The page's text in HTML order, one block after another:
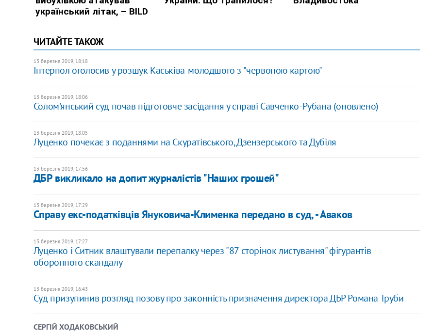
ЧИТАЙТЕ ТАКОЖ
13 березня 2019, 18:18
Інтерпол оголосив у розшук Каськіва-молодшого з "червоною картою"
13 березня 2019, 18:06
Солом'янський суд почав підготовче засідання у справі Савченко-Рубана (оновлено)
13 березня 2019, 18:05
Луценко почекає з поданнями на Скуратівського, Дзензерського та Дубіля
13 березня 2019, 17:56
ДБР викликало на допит журналістів "Наших грошей"
13 березня 2019, 17:29
Справу екс-податківців Януковича-Клименка передано в суд, - Аваков
13 березня 2019, 17:27
Луценко і Ситник влаштували перепалку через "87 сторінок листування" фігурантів
оборонного скандалу
13 березня 2019, 16:43
Суд призупинив розгляд позову про законність призначення директора ДБР Романа Труби
СЕРГІЙ ХОДАКОВСЬКИЙ